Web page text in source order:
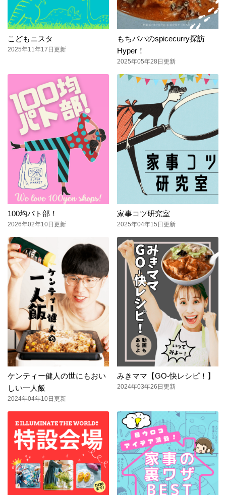
こどもニスタ
2025年11年17日更新
もちパパのspicecurry探訪
Hyper！
2025年05年28日更新
100均パト部！
2026年02年10日更新
家事コツ研究室
2025年04年15日更新
ケンティー健人の世にもおい
しい一人飯
2024年04年10日更新
みきママ【GO-快レシピ！】
2024年03年26日更新